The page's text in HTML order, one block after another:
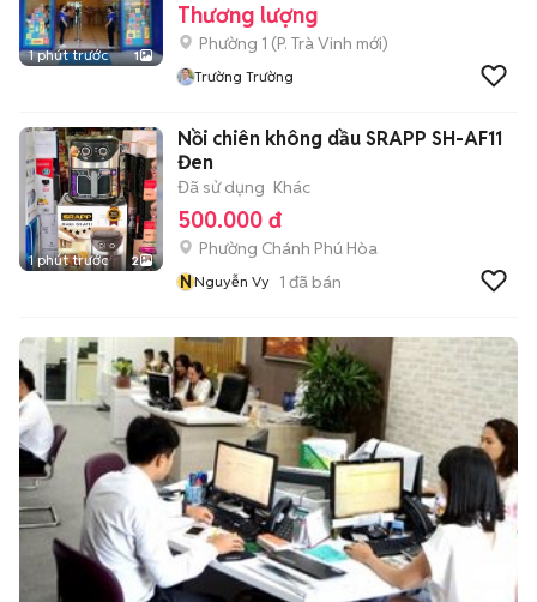
1 phút trước 1
Thương lượng
Phường 1 (P. Trà Vinh mới)
Trường Trường
1 phút trước 2
Nồi chiên không dầu SRAPP SH-AF11
Đen
Đã sử dụng Khác
500.000 đ
Phường Chánh Phú Hòa
NNguyễn Vy 1 đã bán